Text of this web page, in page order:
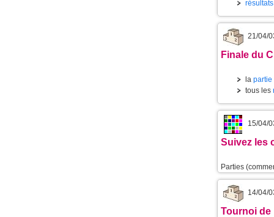
résultats
21/04/
Finale du
la partie
tous les
15/04/
Suivez les
Parties
14/04/
Tournoi de